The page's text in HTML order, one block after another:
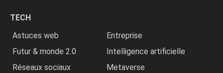
TECH
Astuces web
Entreprise
Futur & monde 2.0
Intelligence artificielle
Réseaux sociaux
Metaverse